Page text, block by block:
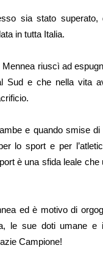
sia stato
in tutta Italia.
riuscì ad
Sud e che nella vita
e quando smise
lo sport e per
è una sfida leale
ed è motivo di
le sue doti umane e
Campione!